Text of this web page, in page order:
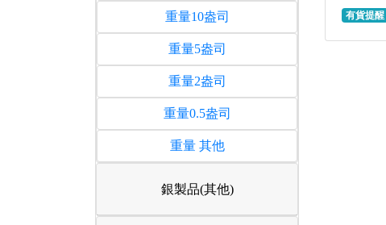
重量10盎司
重量5盎司
重量2盎司
重量0.5盎司
重量 其他
銀製品(其他)
有貨提醒